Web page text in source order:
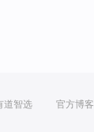
道智选 官方博客